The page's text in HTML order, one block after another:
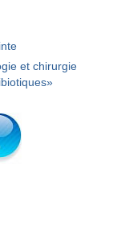
et chirurgie